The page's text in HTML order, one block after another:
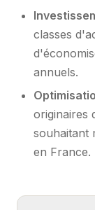
classes
annuels.
originaires
souhaitant
en France.